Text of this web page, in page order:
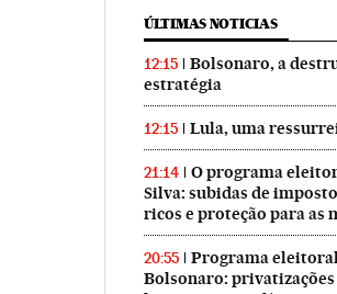
ÚLTIMAS NOTICIAS
12:15
Bolsonaro, a
estratégia
12:15 Lula, uma
21:14
O programa
Silva: subidas de
ricos e proteção para as
20:55
Programa
Bolsonaro: